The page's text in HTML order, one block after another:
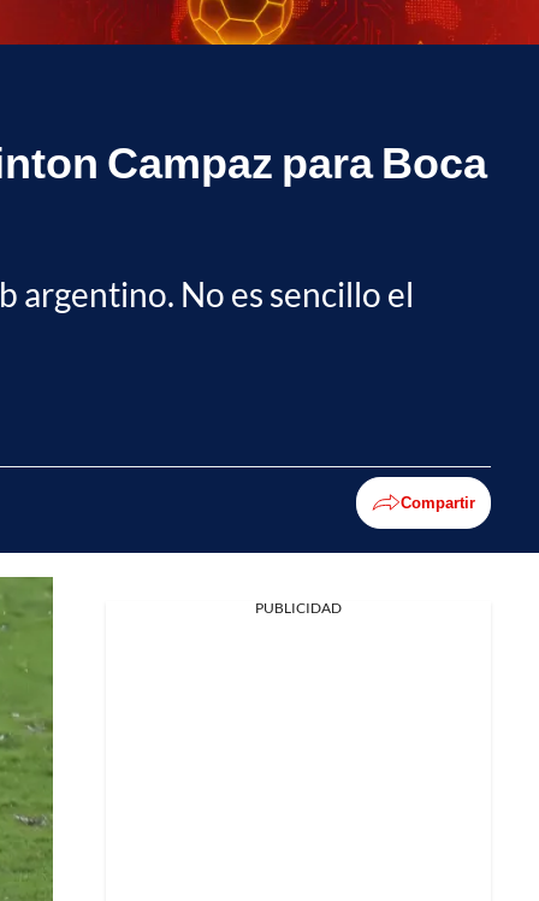
Campaz para Boca
argentino. No es sencillo el
Compartir
PUBLICIDAD